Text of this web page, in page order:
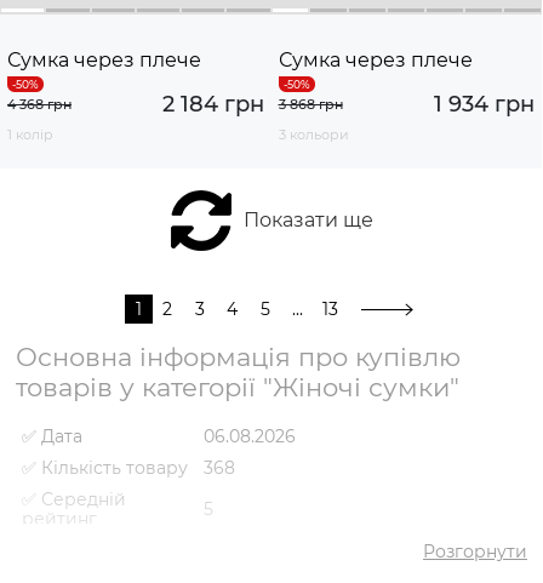
Сумка через плече
2 184 грн
4 368 грн
1 колір
Сумка через плече
1 934 грн
3 868 грн
3 кольори
Показати ще
1 2 3 4 5 ... 13
Основна інформація про купівлю
товарів у категорії "Жіночі сумки"
✅ Дата
06.08.2026
✅ Кількість товару
368
✅ Середній
рейтинг
5
Розгорнути